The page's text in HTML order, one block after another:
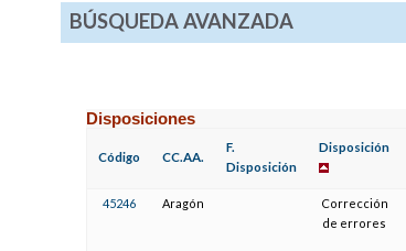
BÚSQUEDA AVANZADA
Disposiciones
Código CC.AA.
F.
Disposición
Disposición
45246 Aragón
Corrección
de errores